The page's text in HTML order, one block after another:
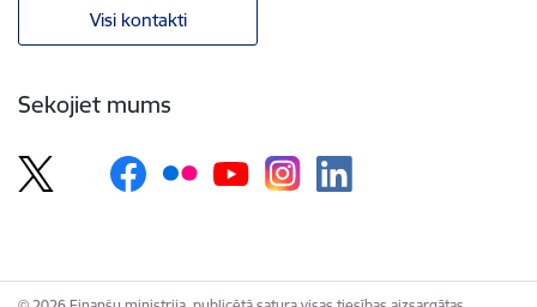
Visi kontakti
Sekojiet mums